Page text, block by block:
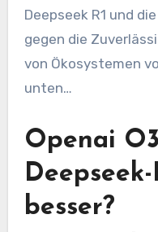
Deepseek R1 und
gegen die
von Ökosystemen
unten…
Openai
Deepseek-
besser?